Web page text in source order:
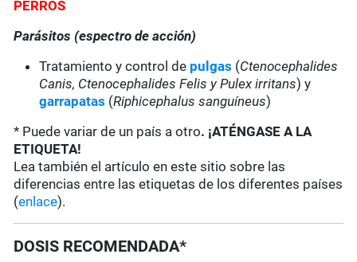
PERROS
Parásitos (espectro de acción)
Tratamiento y control de pulgas (Ctenocephalides
Canis, Ctenocephalides Felis y Pulex irritans) y
garrapatas (Riphicephalus sanguíneus)
* Puede variar de un país a otro. ¡ATÉNGASE A LA
ETIQUETA!
Lea también el artículo en este sitio sobre las
diferencias entre las etiquetas de los diferentes países
(enlace).
DOSIS RECOMENDADA*